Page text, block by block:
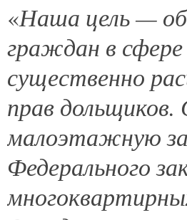
«Наша цель —
граждан в
существенно
прав дольщиков.
малоэтажную
Федерального